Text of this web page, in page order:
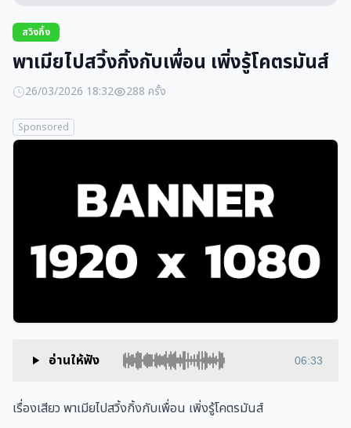
สวิงกิ้ง
พาเมียไปสวิ้งกิ้งกับเพื่อน เพิ่งรู้โคตรมันส์
26/03/2026 18:32 288 ครั้ง
Sponsored
อ่านให้ฟัง 06:33
เรื่องเสียว พาเมียไปสวิ้งกิ้งกับเพื่อน เพิ่งรู้โคตรมันส์